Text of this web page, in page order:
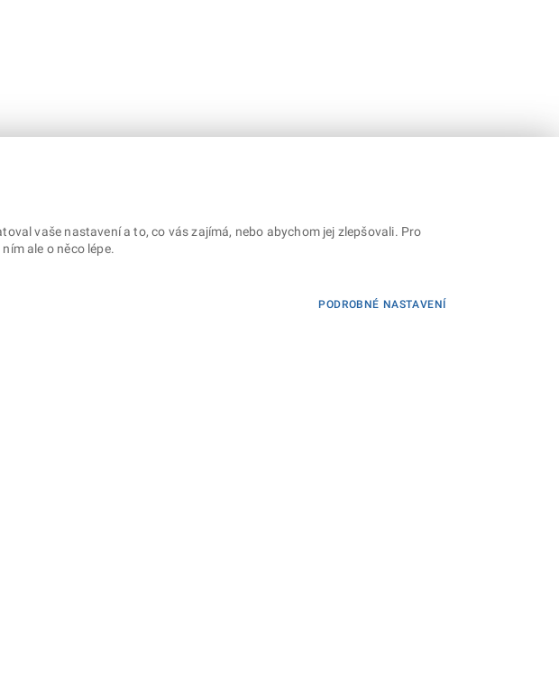
vaše nastavení a to, co vás zajímá, nebo abychom jej zlepšovali. Pro
ale o něco lépe.
PODROBNÉ NASTAVENÍ